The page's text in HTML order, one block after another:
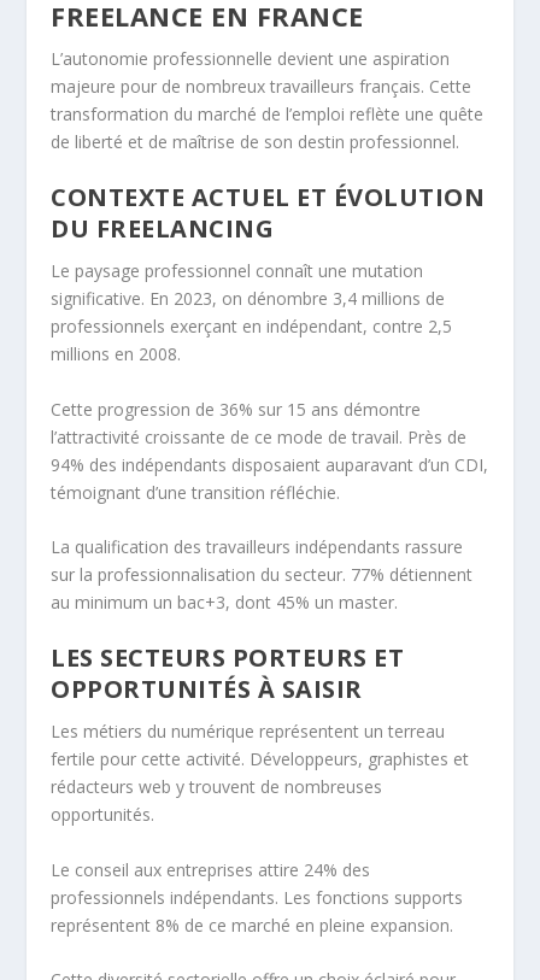
FREELANCE EN FRANCE
L’autonomie professionnelle devient une aspiration
majeure pour de nombreux travailleurs français. Cette
transformation du marché de l’emploi reflète une quête
de liberté et de maîtrise de son destin professionnel.
CONTEXTE ACTUEL ET ÉVOLUTION
DU FREELANCING
Le paysage professionnel connaît une mutation
significative. En 2023, on dénombre 3,4 millions de
professionnels exerçant en indépendant, contre 2,5
millions en 2008.
Cette progression de 36% sur 15 ans démontre
l’attractivité croissante de ce mode de travail. Près de
94% des indépendants disposaient auparavant d’un CDI,
témoignant d’une transition réfléchie.
La qualification des travailleurs indépendants rassure
sur la professionnalisation du secteur. 77% détiennent
au minimum un bac+3, dont 45% un master.
LES SECTEURS PORTEURS ET
OPPORTUNITÉS À SAISIR
Les métiers du numérique représentent un terreau
fertile pour cette activité. Développeurs, graphistes et
rédacteurs web y trouvent de nombreuses
opportunités.
Le conseil aux entreprises attire 24% des
professionnels indépendants. Les fonctions supports
représentent 8% de ce marché en pleine expansion.